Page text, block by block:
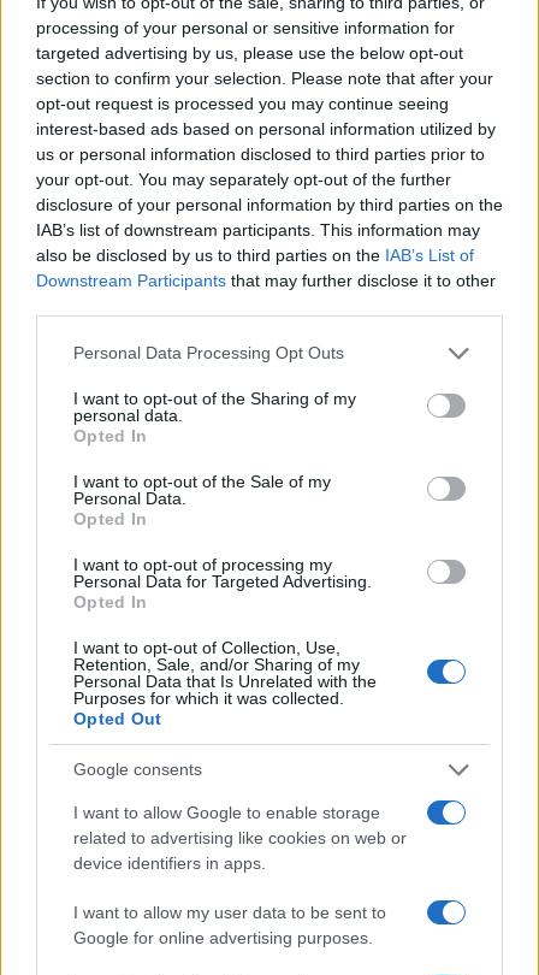
processing of your personal or sensitive information for
targeted advertising by us, please use the below opt-out
section to confirm your selection. Please note that after your
opt-out request is processed you may continue seeing
interest-based ads based on personal information utilized by
us or personal information disclosed to third parties prior to
your opt-out. You may separately opt-out of the further
disclosure of your personal information by third parties on the
IAB’s list of downstream participants. This information may
also be disclosed by us to third parties on the IAB’s List of
Downstream Participants that may further disclose it to other
Please note that this website/app uses one or more Google
not limited to your visit or usage behaviour. You may click to
grant or deny consent to Google and its third-party tags to
use your data for below specified purposes in below Google
consent section.
Personal Data Processing Opt Outs
I want to opt-out of the Sharing of my
personal data.
Opted In
I want to opt-out of the Sale of my
Personal Data.
Opted In
I want to opt-out of processing my
Personal Data for Targeted Advertising.
Opted In
I want to opt-out of Collection, Use,
Retention, Sale, and/or Sharing of my
Personal Data that Is Unrelated with the
Purposes for which it was collected.
Opted Out
Google consents
I want to allow Google to enable storage
related to advertising like cookies on web or
device identifiers in apps.
I want to allow my user data to be sent to
Google for online advertising purposes.
občina ravne na koroškem
obvestilo